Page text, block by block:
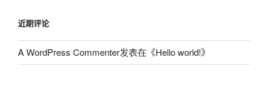
近期评论
A WordPress Commenter发表在《Hello world!》